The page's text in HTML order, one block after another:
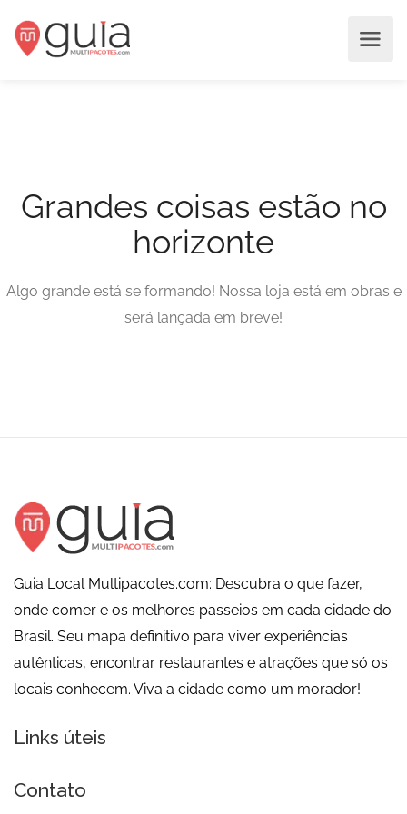
Grandes coisas estão no
horizonte
Algo grande está se formando! Nossa loja está em obras e
será lançada em breve!
Guia Local Multipacotes.com: Descubra o que fazer,
onde comer e os melhores passeios em cada cidade do
Brasil. Seu mapa definitivo para viver experiências
autênticas, encontrar restaurantes e atrações que só os
locais conhecem. Viva a cidade como um morador!
Links úteis
Contato